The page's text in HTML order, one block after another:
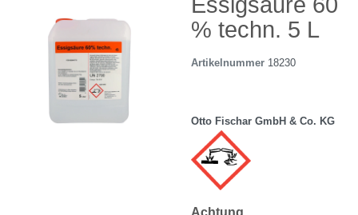
% techn. 5 L
Artikelnummer 18230
Otto Fischar GmbH & Co. KG
Achtung